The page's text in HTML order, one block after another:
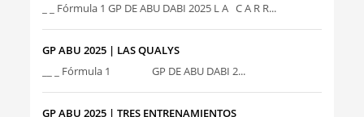
_ _ Fórmula 1 GP DE ABU DABI 2025 L A C A R R...
GP ABU 2025 | LAS QUALYS
__ _ Fórmula 1 GP DE ABU DABI 2...
GP ABU 2025 | TRES ENTRENAMIENTOS